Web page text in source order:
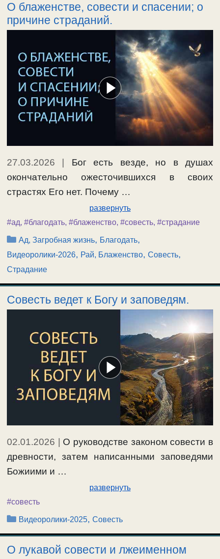
О блаженстве, совести и спасении; о
причине страданий.
27.03.2026
Бог есть везде, но в душах
окончательно ожесточившихся в своих
страстях Его нет. Почему …
развернуть
#ад, #благодать, #блаженство, #совесть, #страдание
Рубрики
Ад, Загробная жизнь, Благодать,
Видеоролики-2026, Рай, Блаженство, Совесть,
Страдание
Совесть ведет к Богу и заповедям.
02.01.2026 | О руководстве законом совести в
древности, затем написанными заповедями
Божиими и …
развернуть
#совесть
Рубрики
Видеоролики-2025,Совесть
О лукавой совести и лжеименном